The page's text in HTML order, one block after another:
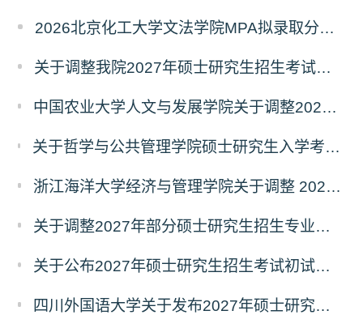
2026北京化工大学文法学院MPA拟录取分析解读
关于调整我院2027年硕士研究生招生考试科目及参考书的通知
中国农业大学人文与发展学院关于调整2027年硕士研究生招生考试初试科目的通知
关于哲学与公共管理学院硕士研究生入学考试（初试） 考试科目及参考书目变更的通知（二）
浙江海洋大学经济与管理学院关于调整 2027年硕士研究生招生考试初试科目的公告
关于调整2027年部分硕士研究生招生专业初试考试科目的公告（持续更新中）
关于公布2027年硕士研究生招生考试初试自命题科目考试大纲的通知
四川外国语大学关于发布2027年硕士研究生招生考试自命题科目大纲的公告